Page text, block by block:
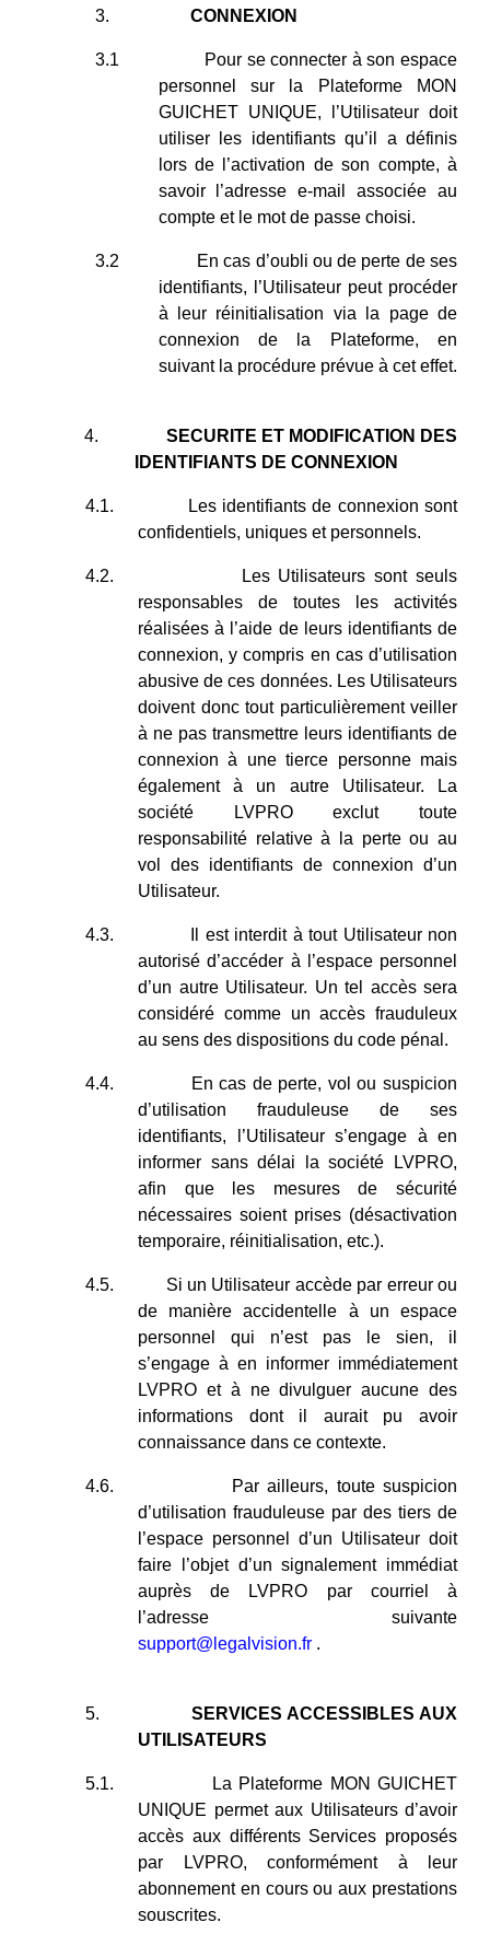
3. CONNEXION
3.1
Pour se connecter à son espace
personnel sur la Plateforme MON
GUICHET UNIQUE, l’Utilisateur doit
utiliser les identifiants qu’il a définis
lors de l’activation de son compte, à
savoir l’adresse e-mail associée au
compte et le mot de passe choisi.
3.2
En cas d’oubli ou de perte de ses
identifiants, l’Utilisateur peut procéder
à leur réinitialisation via la page de
connexion de la Plateforme, en
suivant la procédure prévue à cet effet.
4.
SECURITE ET MODIFICATION DES
IDENTIFIANTS DE CONNEXION
4.1.
Les identifiants de connexion sont
confidentiels, uniques et personnels.
4.2.
Les Utilisateurs sont seuls
responsables de toutes les activités
réalisées à l’aide de leurs identifiants de
connexion, y compris en cas d’utilisation
abusive de ces données. Les Utilisateurs
doivent donc tout particulièrement veiller
à ne pas transmettre leurs identifiants de
connexion à une tierce personne mais
également à un autre Utilisateur. La
société LVPRO exclut toute
responsabilité relative à la perte ou au
vol des identifiants de connexion d’un
Utilisateur.
4.3.
Il est interdit à tout Utilisateur non
autorisé d’accéder à l’espace personnel
d’un autre Utilisateur. Un tel accès sera
considéré comme un accès frauduleux
au sens des dispositions du code pénal.
4.4.
En cas de perte, vol ou suspicion
d’utilisation frauduleuse de ses
identifiants, l’Utilisateur s’engage à en
informer sans délai la société LVPRO,
afin que les mesures de sécurité
nécessaires soient prises (désactivation
temporaire, réinitialisation, etc.).
4.5.
Si un Utilisateur accède par erreur ou
de manière accidentelle à un espace
personnel qui n’est pas le sien, il
s’engage à en informer immédiatement
LVPRO et à ne divulguer aucune des
informations dont il aurait pu avoir
connaissance dans ce contexte.
4.6.
Par ailleurs, toute suspicion
d’utilisation frauduleuse par des tiers de
l’espace personnel d’un Utilisateur doit
faire l’objet d’un signalement immédiat
auprès de LVPRO par courriel à
l’adresse suivante
support@legalvision.fr .
5.
SERVICES ACCESSIBLES AUX
UTILISATEURS
5.1.
La Plateforme MON GUICHET
UNIQUE permet aux Utilisateurs d’avoir
accès aux différents Services proposés
par LVPRO, conformément à leur
abonnement en cours ou aux prestations
souscrites.